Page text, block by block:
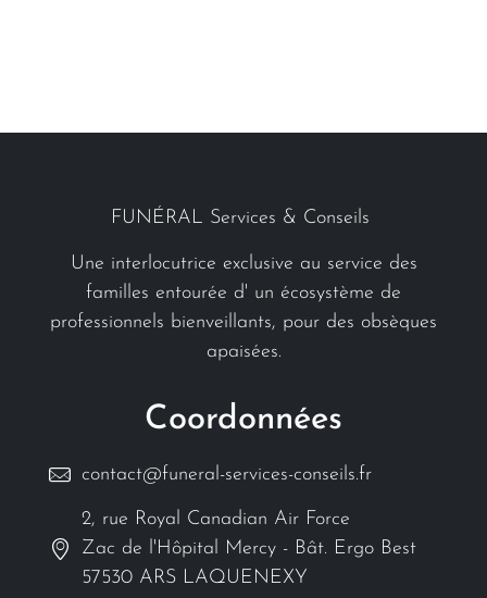
FUNÉRAL Services & Conseils
Une interlocutrice exclusive au service des
familles entourée d' un écosystème de
professionnels bienveillants, pour des obsèques
apaisées.
Coordonnées
contact@funeral-services-conseils.fr
2, rue Royal Canadian Air Force
Zac de l'Hôpital Mercy - Bât. Ergo Best
57530 ARS LAQUENEXY